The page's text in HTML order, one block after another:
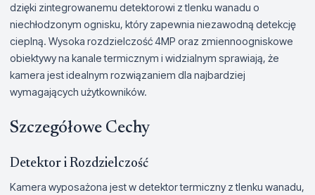
dzięki zintegrowanemu detektorowi z tlenku wanadu o
niechłodzonym ognisku, który zapewnia niezawodną detekcję
cieplną. Wysoka rozdzielczość 4MP oraz zmiennoogniskowe
obiektywy na kanale termicznym i widzialnym sprawiają, że
kamera jest idealnym rozwiązaniem dla najbardziej
wymagających użytkowników.
Szczegółowe Cechy
Detektor i Rozdzielczość
Kamera wyposażona jest w detektor termiczny z tlenku wanadu,